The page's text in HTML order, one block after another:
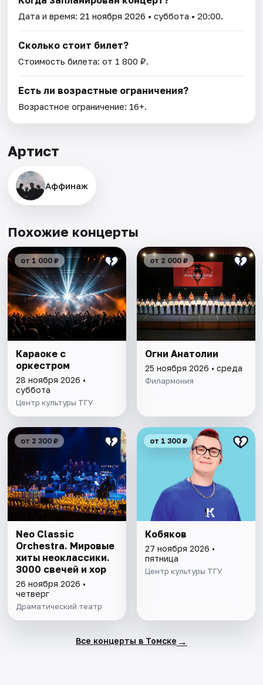
Дата и время:21 ноября 2026 • суббота • 20:00.
Сколько стоит билет?
Стоимость билета: от 1 800 ₽.
Есть ли возрастные ограничения?
Возрастное ограничение: 16+.
Артист
Аффинаж
Похожие концерты
от 1 000 ₽
Караоке с
оркестром
28 ноября 2026 •
суббота
Центр культуры ТГУ
от 2 000 ₽
Огни Анатолии
25 ноября 2026 • среда
Филармония
от 2 300 ₽
Neo Classic
Orchestra. Мировые
хиты неоклассики.
3000 свечей и хор
26 ноября 2026 •
четверг
Драматический театр
от 1 300 ₽
Кобяков
27 ноября 2026 •
пятница
Центр культуры ТГУ
Все концерты в Томске →